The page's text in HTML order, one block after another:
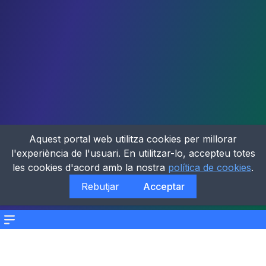
Menu
Aquest portal web utilitza cookies per millorar
l'experiència de l'usuari. En utilitzar-lo, accepteu totes
les cookies d'acord amb la nostra política de cookies.
Rebutjar
Acceptar